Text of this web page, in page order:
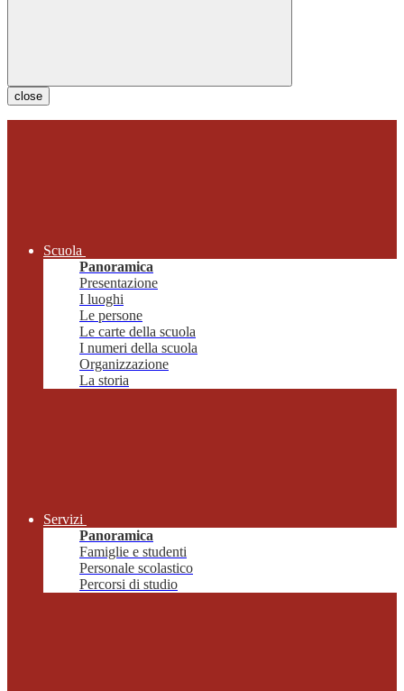
close
Scuola
Panoramica
Presentazione
I luoghi
Le persone
Le carte della scuola
I numeri della scuola
Organizzazione
La storia
Servizi
Panoramica
Famiglie e studenti
Personale scolastico
Percorsi di studio